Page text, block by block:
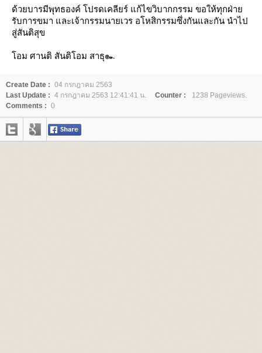
ด้วยบารมีพุทธองค์ โปรดเคลียร์ แก้ไขวิบากกรรม ขอให้ทุกฝ่า
รับการขมา และเจ้ากรรมนายเวร อโหสิกรรมซึ่งกันและกัน นำไป
สู่สันติสุข
อม ศานติ สันติโอม สาธุ๛
Create Date : 04 กรกฎาคม 2563
Last Update : 4 กรกฎาคม 2563 12:41:41 น. Counter :
1238 Pageviews.
Comments : 0